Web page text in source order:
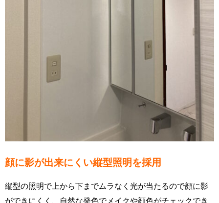
顔に影が出来にくい縦型照明を採用
縦型の照明で上から下までムラなく光が当たるので顔に影
ができにくく、自然な発色でメイクや顔色がチェックでき